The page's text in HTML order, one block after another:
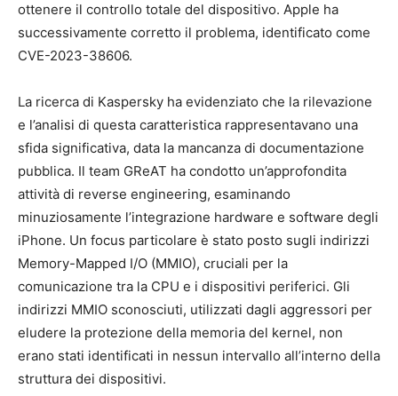
ottenere il controllo totale del dispositivo. Apple ha
successivamente corretto il problema, identificato come
CVE-2023-38606.
La ricerca di Kaspersky ha evidenziato che la rilevazione
e l’analisi di questa caratteristica rappresentavano una
sfida significativa, data la mancanza di documentazione
pubblica. Il team GReAT ha condotto un’approfondita
attività di reverse engineering, esaminando
minuziosamente l’integrazione hardware e software degli
iPhone. Un focus particolare è stato posto sugli indirizzi
Memory-Mapped I/O (MMIO), cruciali per la
comunicazione tra la CPU e i dispositivi periferici. Gli
indirizzi MMIO sconosciuti, utilizzati dagli aggressori per
eludere la protezione della memoria del kernel, non
erano stati identificati in nessun intervallo all’interno della
struttura dei dispositivi.